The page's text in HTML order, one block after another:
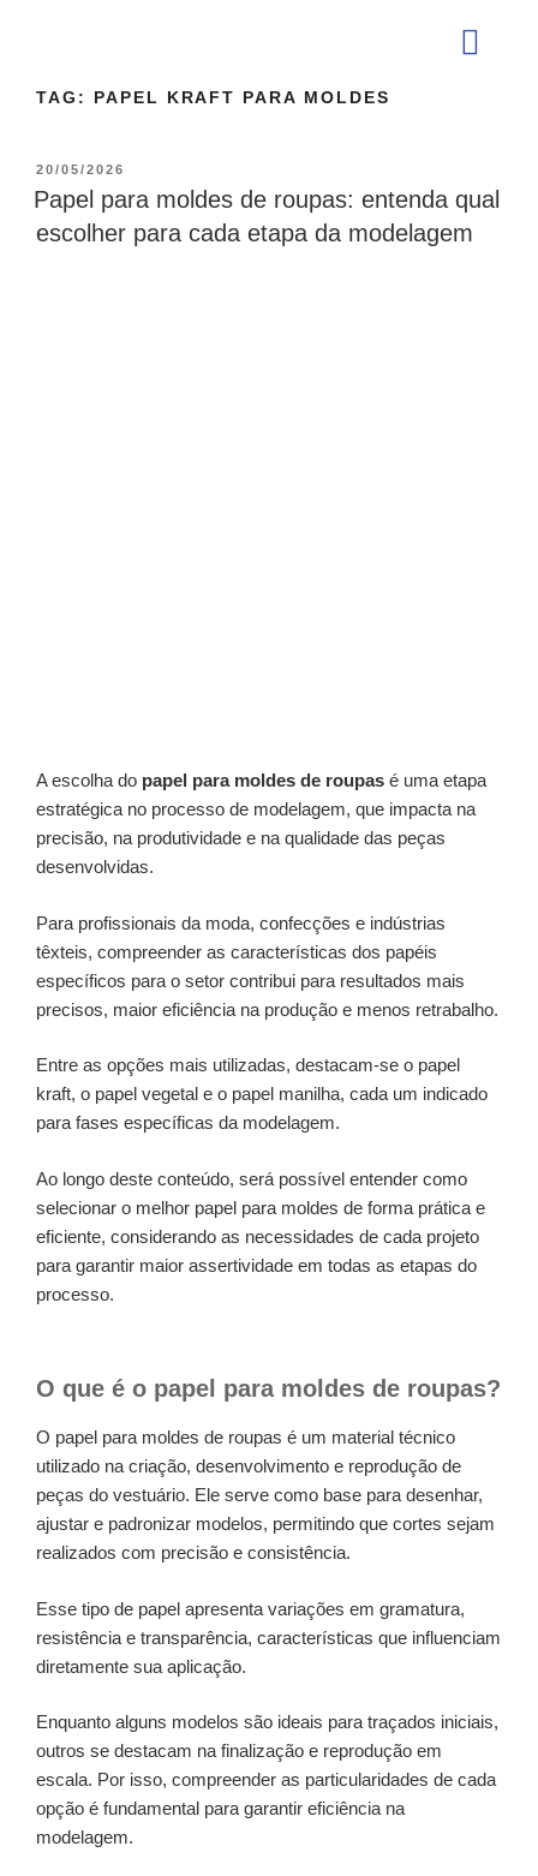
TAG: PAPEL KRAFT PARA MOLDES
20/05/2026
Papel para moldes de roupas: entenda qual
escolher para cada etapa da modelagem
A escolha do papel para moldes de roupas é uma etapa
estratégica no processo de modelagem, que impacta na
precisão, na produtividade e na qualidade das peças
desenvolvidas.
Para profissionais da moda, confecções e indústrias
têxteis, compreender as características dos papéis
específicos para o setor contribui para resultados mais
precisos, maior eficiência na produção e menos retrabalho.
Entre as opções mais utilizadas, destacam-se o papel
kraft, o papel vegetal e o papel manilha, cada um indicado
para fases específicas da modelagem.
Ao longo deste conteúdo, será possível entender como
selecionar o melhor papel para moldes de forma prática e
eficiente, considerando as necessidades de cada projeto
para garantir maior assertividade em todas as etapas do
processo.
O que é o papel para moldes de roupas?
O papel para moldes de roupas é um material técnico
utilizado na criação, desenvolvimento e reprodução de
peças do vestuário. Ele serve como base para desenhar,
ajustar e padronizar modelos, permitindo que cortes sejam
realizados com precisão e consistência.
Esse tipo de papel apresenta variações em gramatura,
resistência e transparência, características que influenciam
diretamente sua aplicação.
Enquanto alguns modelos são ideais para traçados iniciais,
outros se destacam na finalização e reprodução em
escala. Por isso, compreender as particularidades de cada
opção é fundamental para garantir eficiência na
modelagem.